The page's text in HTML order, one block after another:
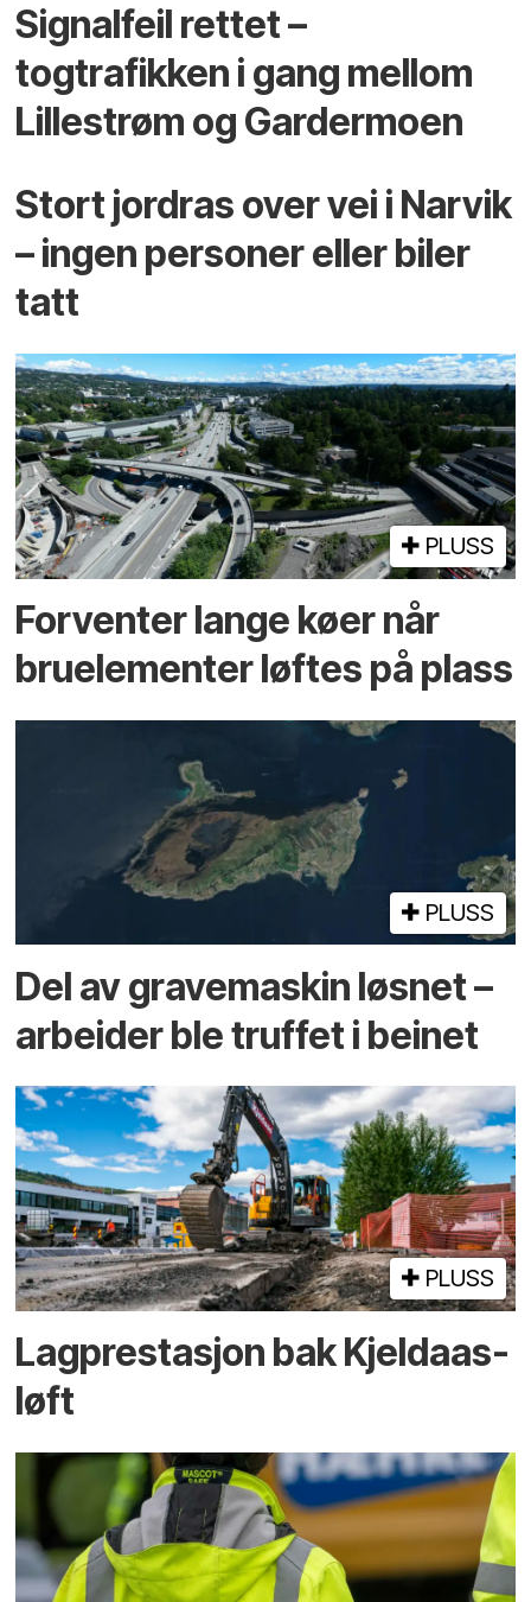
Signalfeil rettet –
togtrafikken i gang mellom
Lillestrøm og Gardermoen
Stort jordras over vei i Narvik
– ingen personer eller biler
tatt
PLUSS
Forventer lange køer når
bru­elementer løftes på plass
PLUSS
Del av grave­maskin løsnet –
arbeider ble truffet i beinet
PLUSS
Lagprestasjon bak Kjeldaas-
løft